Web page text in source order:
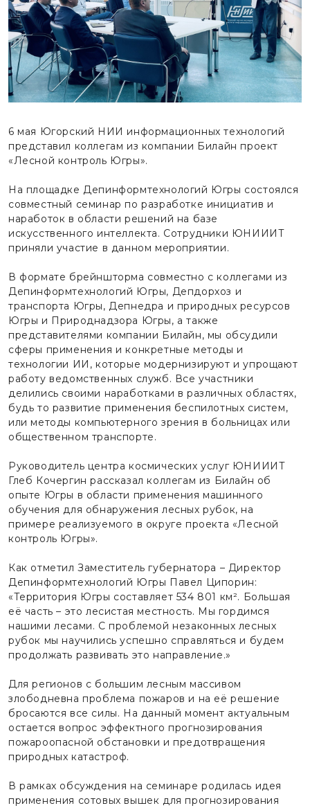
6 мая Югорский НИИ информационных технологий
представил коллегам из компании Билайн проект
«Лесной контроль Югры».
На площадке Депинформтехнологий Югры состоялся
совместный семинар по разработке инициатив и
наработок в области решений на базе
искусственного интеллекта. Сотрудники ЮНИИИТ
приняли участие в данном мероприятии.
В формате брейншторма совместно с коллегами из
Депинформтехнологий Югры, Депдорхоз и
транспорта Югры, Депнедра и природных ресурсов
Югры и Природнадзора Югры, а также
представителями компании Билайн, мы обсудили
сферы применения и конкретные методы и
технологии ИИ, которые модернизируют и упрощают
работу ведомственных служб. Все участники
делились своими наработками в различных областях,
будь то развитие применения беспилотных систем,
или методы компьютерного зрения в больницах или
общественном транспорте.
Руководитель центра космических услуг ЮНИИИТ
Глеб Кочергин рассказал коллегам из Билайн об
опыте Югры в области применения машинного
обучения для обнаружения лесных рубок, на
примере реализуемого в округе проекта «Лесной
контроль Югры».
Как отметил Заместитель губернатора – Директор
Депинформтехнологий Югры Павел Ципорин:
«Территория Югры составляет 534 801 км². Большая
её часть – это лесистая местность. Мы гордимся
нашими лесами. С проблемой незаконных лесных
рубок мы научились успешно справляться и будем
продолжать развивать это направление.»
Для регионов с большим лесным массивом
злободневна проблема пожаров и на её решение
бросаются все силы. На данный момент актуальным
остается вопрос эффектного прогнозирования
пожароопасной обстановки и предотвращения
природных катастроф.
В рамках обсуждения на семинаре родилась идея
применения сотовых вышек для прогнозирования